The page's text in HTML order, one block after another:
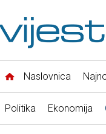
Naslovnica
Politika Ekonomija